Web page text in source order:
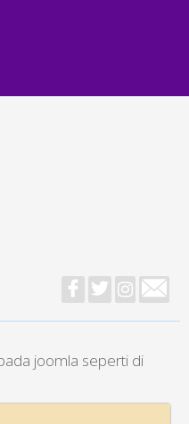
joomla seperti di